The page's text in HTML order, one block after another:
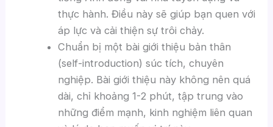
thực hành. Điều này sẽ giúp bạn quen với
áp lực và cải thiện sự trôi chảy.
Chuẩn bị một bài giới thiệu bản thân
(self-introduction) súc tích, chuyên
nghiệp. Bài giới thiệu này không nên quá
dài, chỉ khoảng 1-2 phút, tập trung vào
những điểm mạnh, kinh nghiệm liên quan